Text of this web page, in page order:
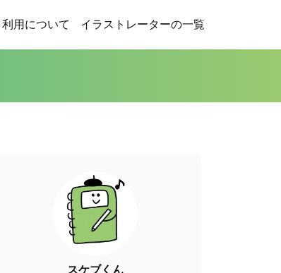
利用について イラストレーターの一覧
スケブくん